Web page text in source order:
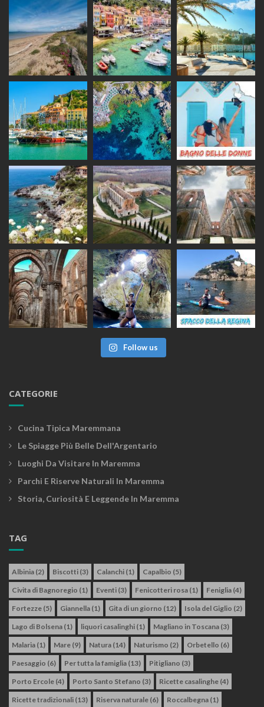
Follow us
CATEGORIE
Cucina Tipica Maremmana
Le Spiagge Più Belle Dell'Argentario
Luoghi Da Visitare In Maremma
Parchi E Riserve Naturali In Maremma
Storia, Curiosità E Leggende In Maremma
TAG
Albinia (2) Biscotti (3) Calanchi (1) Capalbio (5)
Civita di Bagnoregio (1) Eventi (3) Fenicotteri rosa (1) Feniglia (4)
Fortezze (5) Giannella (1) Gita di un giorno (12) Isola del Giglio (2)
Lago di Bolsena (1) liquori casalinghi (1) Magliano in Toscana (3)
Malaria (1) Mare (9) Natura (14) Naturismo (2) Orbetello (6)
Paesaggio (6) Per tutta la famiglia (13) Pitigliano (3)
Porto Ercole (4) Porto Santo Stefano (3) Ricette casalinghe (4)
Ricette tradizionali (13) Riserva naturale (6) Roccalbegna (1)